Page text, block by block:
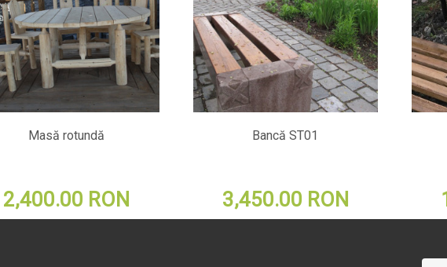
Masă rotundă
2,400.00 RON
Bancă ST01
3,450.00 RON